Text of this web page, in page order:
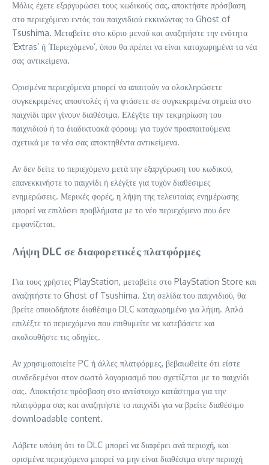
Μόλις έχετε εξαργυρώσει τους κωδικούς σας, αποκτήστε πρόσβαση
στο περιεχόμενο εντός του παιχνιδιού εκκινώντας το Ghost of
Tsushima. Μεταβείτε στο κύριο μενού και αναζητήστε την ενότητα
‘Extras’ ή ‘Περιεχόμενο’, όπου θα πρέπει να είναι καταχωρημένα τα νέα
σας αντικείμενα.
Ορισμένα περιεχόμενα μπορεί να απαιτούν να ολοκληρώσετε
συγκεκριμένες αποστολές ή να φτάσετε σε συγκεκριμένα σημεία στο
παιχνίδι πριν γίνουν διαθέσιμα. Ελέγξτε την τεκμηρίωση του
παιχνιδιού ή τα διαδικτυακά φόρουμ για τυχόν προαπαιτούμενα
σχετικά με τα νέα σας αποκτηθέντα αντικείμενα.
Αν δεν δείτε το περιεχόμενο μετά την εξαργύρωση του κωδικού,
επανεκκινήστε το παιχνίδι ή ελέγξτε για τυχόν διαθέσιμες
ενημερώσεις. Μερικές φορές, η λήψη της τελευταίας ενημέρωσης
μπορεί να επιλύσει προβλήματα με το νέο περιεχόμενο που δεν
εμφανίζεται.
Λήψη DLC σε διαφορετικές πλατφόρμες
Για τους χρήστες PlayStation, μεταβείτε στο PlayStation Store και
αναζητήστε το Ghost of Tsushima. Στη σελίδα του παιχνιδιού, θα
βρείτε οποιοδήποτε διαθέσιμο DLC καταχωρημένο για λήψη. Απλά
επιλέξτε το περιεχόμενο που επιθυμείτε να κατεβάσετε και
ακολουθήστε τις οδηγίες.
Αν χρησιμοποιείτε PC ή άλλες πλατφόρμες, βεβαιωθείτε ότι είστε
συνδεδεμένοι στον σωστό λογαριασμό που σχετίζεται με το παιχνίδι
σας. Αποκτήστε πρόσβαση στο αντίστοιχο κατάστημα για την
πλατφόρμα σας και αναζητήστε το παιχνίδι για να βρείτε διαθέσιμο
downloadable content.
Λάβετε υπόψη ότι το DLC μπορεί να διαφέρει ανά περιοχή, και
ορισμένα περιεχόμενα μπορεί να μην είναι διαθέσιμα στην περιοχή